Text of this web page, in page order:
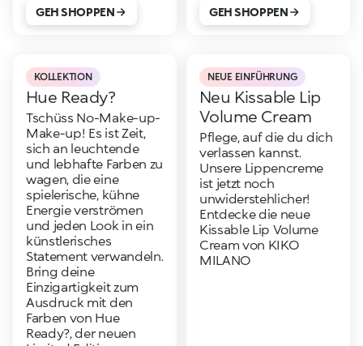
GEH SHOPPEN GEH SHOPPEN
KOLLEKTION
Hue Ready?
Tschüss No-Make-up-
Make-up! Es ist Zeit,
sich an leuchtende
und lebhafte Farben zu
wagen, die eine
spielerische, kühne
Energie verströmen
und jeden Look in ein
künstlerisches
Statement verwandeln.
Bring deine
Einzigartigkeit zum
Ausdruck mit den
Farben von Hue
Ready?, der neuen
NEUE EINFÜHRUNG
Neu Kissable Lip
Volume Cream
Pflege, auf die du dich
verlassen kannst.
Unsere Lippencreme
ist jetzt noch
unwiderstehlicher!
Entdecke die neue
Kissable Lip Volume
Cream von KIKO
MILANO